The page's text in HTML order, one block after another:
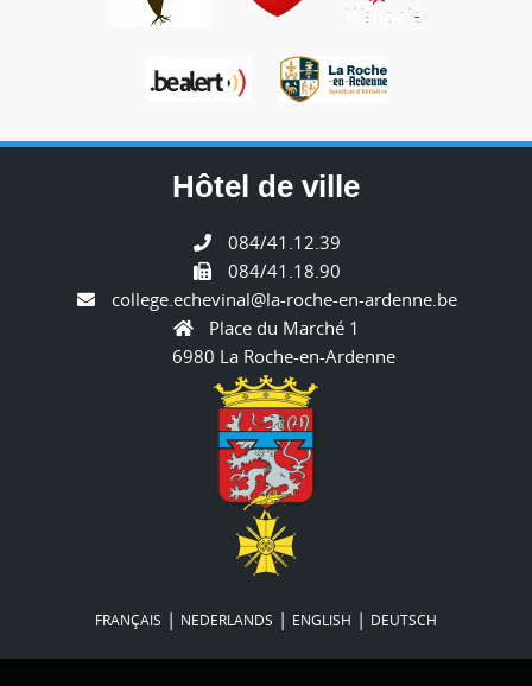
Hôtel de ville
084/41.12.39
084/41.18.90
college.echevinal@la-roche-en-ardenne.be
Place du Marché 1
6980 La Roche-en-Ardenne
FRANÇAIS | NEDERLANDS | ENGLISH | DEUTSCH